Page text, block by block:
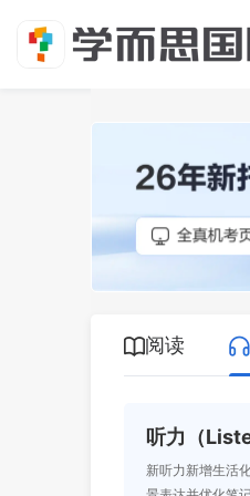
阅读
听力（
新听力新增生活